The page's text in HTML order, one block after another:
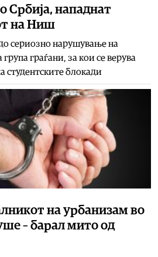
Србија, нападнат
на Ниш
сериозно нарушување на
граѓани, за кои се верува
студентските блокади
на урбанизам во
– барал мито од